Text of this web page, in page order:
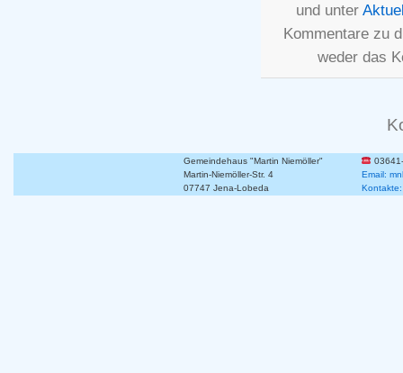
und unter
Kommentare zu
weder das
Gemeindehaus "Martin Niemöller"
Martin-Niemöller-Str. 4
Email:
07747 Jena-Lobeda